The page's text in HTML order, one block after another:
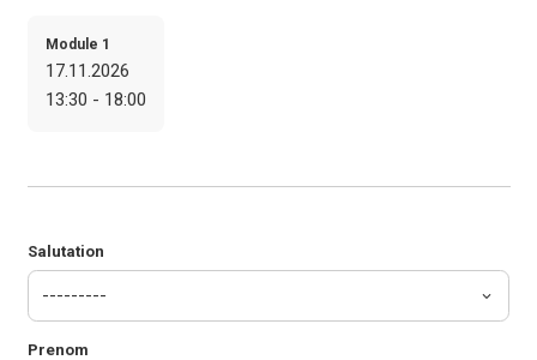
Module 1
17.11.2026
13:30 - 18:00
Salutation
Prenom